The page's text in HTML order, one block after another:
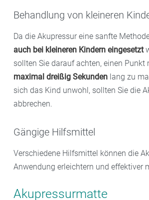
Behandlung von kleineren
Da die Akupressur eine sanfte
auch bei kleineren Kindern eingesetzt
sollten Sie darauf achten, einen Punkt
maximal dreißig Sekunden lang zu
sich das Kind unwohl, sollten Sie die
abbrechen.
Gängige Hilfsmittel
Verschiedene Hilfsmittel können die
Anwendung erleichtern und effektiver
Akupressurmatte